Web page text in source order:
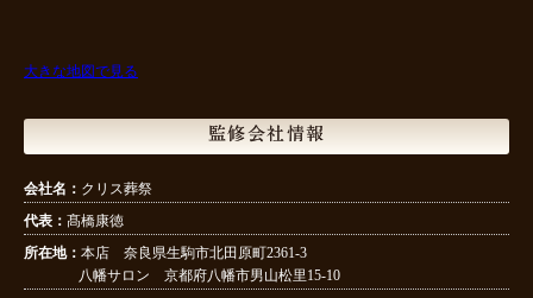
大きな地図で見る
監修会社情報
会社名： クリス葬祭
代表： 髙橋康徳
所在地： 本店 奈良県生駒市北田原町2361-3
八幡サロン 京都府八幡市男山松里15-10